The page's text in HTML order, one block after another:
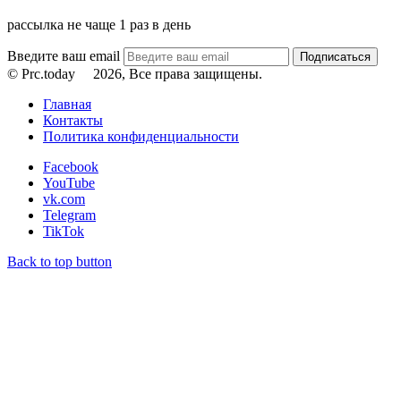
рассылка не чаще 1 раз в день
Введите ваш email
© Prc.today
2026, Все права защищены.
Главная
Контакты
Политика конфиденциальности
Facebook
YouTube
vk.com
Telegram
TikTok
Back to top button